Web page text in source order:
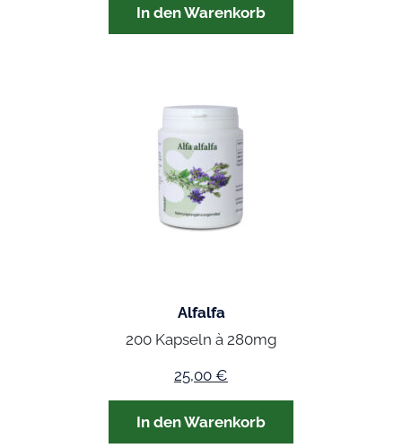
In den Warenkorb
Alfalfa
200 Kapseln à 280mg
25,00 €
In den Warenkorb